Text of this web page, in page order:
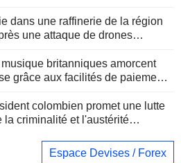
dans une raffinerie de la région
une attaque de drones
britanniques amorcent
grâce aux facilités de paiement
colombien promet une lutte
la criminalité et l'austérité
Espace Devises / Forex